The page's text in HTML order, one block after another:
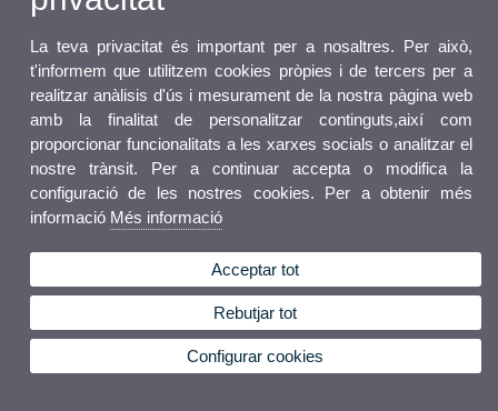
La teva privacitat és important per a nosaltres. Per això,
t'informem que utilitzem cookies pròpies i de tercers per a
realitzar anàlisis d'ús i mesurament de la nostra pàgina web
amb la finalitat de personalitzar continguts,així com
proporcionar funcionalitats a les xarxes socials o analitzar el
nostre trànsit. Per a continuar accepta o modifica la
configuració de les nostres cookies. Per a obtenir més
informació Més informació
Acceptar tot
Rebutjar tot
Configurar cookies